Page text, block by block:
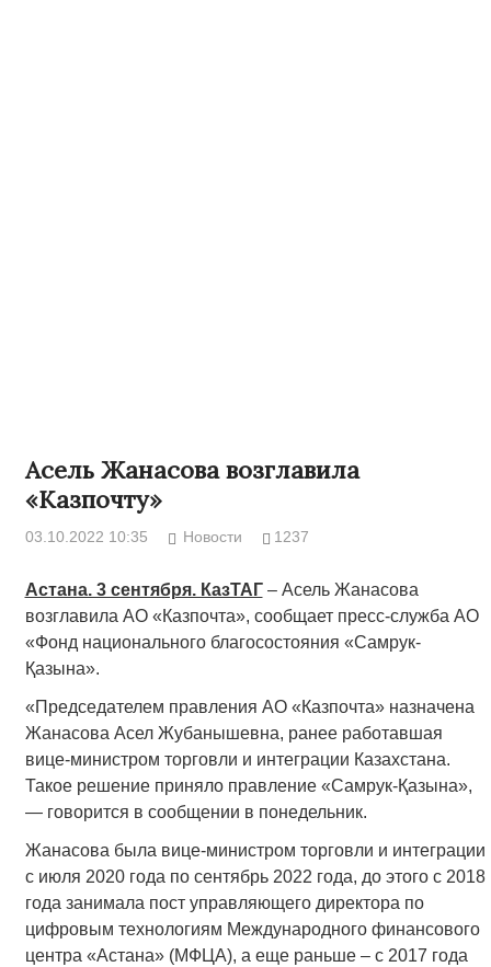
Асель Жанасова возглавила
«Казпочту»
03.10.2022 10:35 Новости 1237
Астана. 3 сентября. КазТАГ– Асель Жанасова
возглавила АО «Казпочта», сообщает пресс-служба АО
«Фонд национального благосостояния «Самрук-
Қазына».
«Председателем правления АО «Казпочта» назначена
Жанасова Асел Жубанышевна, ранее работавшая
вице-министром торговли и интеграции Казахстана.
Такое решение приняло правление «Самрук-Қазына»,
— говорится в сообщении в понедельник.
Жанасова была вице-министром торговли и интеграции
с июля 2020 года по сентябрь 2022 года, до этого с 2018
года занимала пост управляющего директора по
цифровым технологиям Международного финансового
центра «Астана» (МФЦА), а еще раньше – с 2017 года